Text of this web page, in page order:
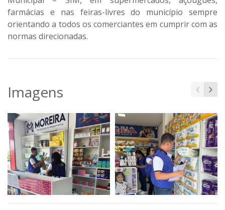
farmácias e nas feiras-livres do município sempre
orientando a todos os comerciantes em cumprir com as
normas direcionadas.
Imagens